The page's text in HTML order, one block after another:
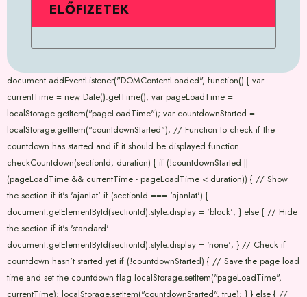
ELŐFIZETEK
document.addEventListener("DOMContentLoaded", function() { var
currentTime = new Date().getTime(); var pageLoadTime =
localStorage.getItem("pageLoadTime"); var countdownStarted =
localStorage.getItem("countdownStarted"); // Function to check if the
countdown has started and if it should be displayed function
checkCountdown(sectionId, duration) { if (!countdownStarted ||
(pageLoadTime && currentTime - pageLoadTime < duration)) { // Show
the section if it's 'ajanlat' if (sectionId === 'ajanlat') {
document.getElementById(sectionId).style.display = 'block'; } else { // Hide
the section if it's 'standard'
document.getElementById(sectionId).style.display = 'none'; } // Check if
countdown hasn't started yet if (!countdownStarted) { // Save the page load
time and set the countdown flag localStorage.setItem("pageLoadTime",
currentTime); localStorage.setItem("countdownStarted", true); } } else { //